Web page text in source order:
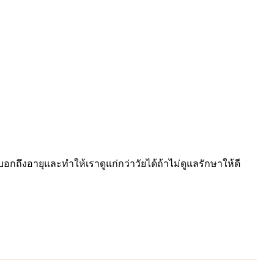
ถึงอายุและทำให้เราดูแก่กว่าวัยได้ถ้าไม่ดูแลรักษาให้ดี